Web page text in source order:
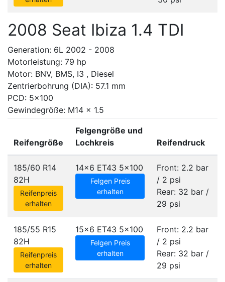
2008 Seat Ibiza 1.4 TDI
Generation: 6L 2002 - 2008
Motorleistung: 79 hp
Motor: BNV, BMS, I3 , Diesel
Zentrierbohrung (DIA): 57.1 mm
PCD: 5x100
Gewindegröße: M14 x 1.5
Reifengröße
Felgengröße und
Lochkreis
Reifendruck
185/60 R14
82H
Reifenpreis
erhalten
14x6 ET43 5x100
Felgen Preis
erhalten
Front: 2.2 bar
/ 2 psi
Rear: 32 bar /
29 psi
185/55 R15
82H
Reifenpreis
erhalten
15x6 ET43 5x100
Felgen Preis
erhalten
Front: 2.2 bar
/ 2 psi
Rear: 32 bar /
29 psi